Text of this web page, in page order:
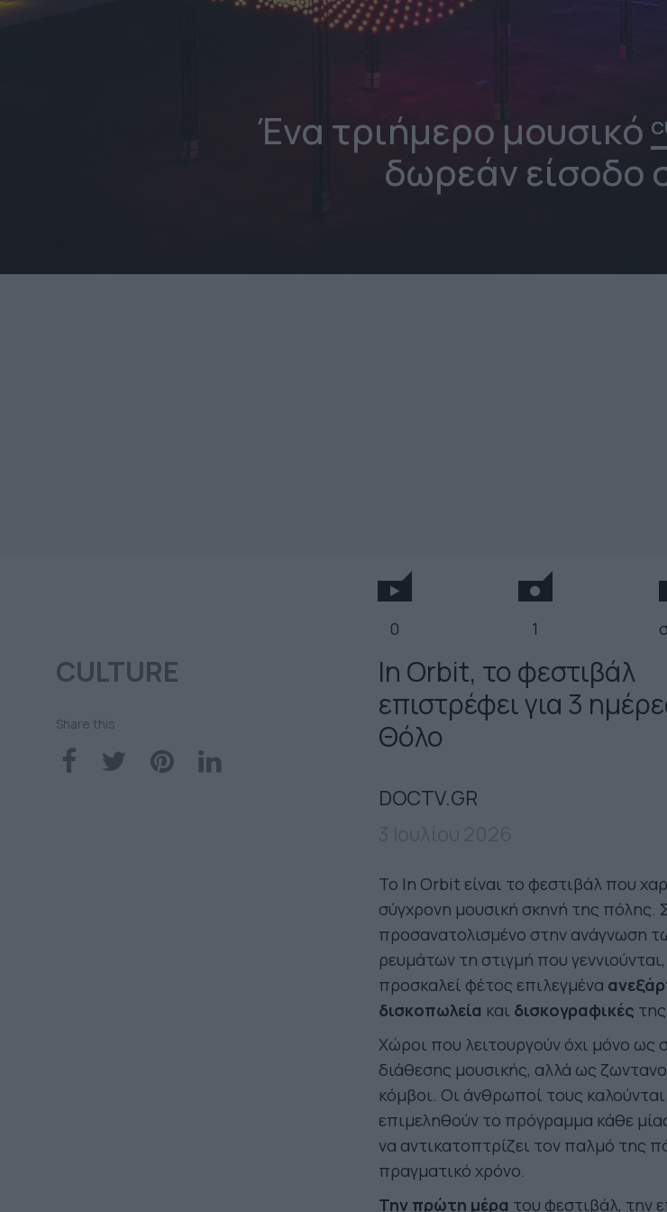
Ένα τριήμερο μουσικό
δωρεάν είσοδο
0 1
CULTURE
Share this
In Orbit, το φεστιβάλ
επιστρέφει για 3
Θόλο
DOCTV.GR
Το In Orbit είναι το φεστιβάλ που
σύγχρονη μουσική σκηνή της πόλης.
προσανατολισμένο στην ανάγνωση
ρευμάτων τη στιγμή που
προσκαλεί φέτος επιλεγμένα
δισκοπωλεία και δισκογραφικές
Χώροι που λειτουργούν όχι μόνο ως
διάθεσης μουσικής, αλλά ως
κόμβοι. Οι άνθρωποί τους
επιμεληθούν το πρόγραμμα κάθε
να αντικατοπτρίζει τον παλμό της
πραγματικό χρόνο.
Την πρώτη μέρα του φεστιβάλ, την